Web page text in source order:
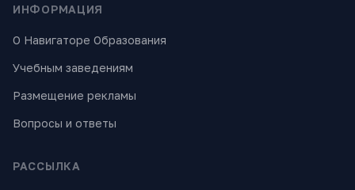
ИНФОРМАЦИЯ
О Навигаторе Образования
Учебным заведениям
Размещение рекламы
Вопросы и ответы
РАССЫЛКА